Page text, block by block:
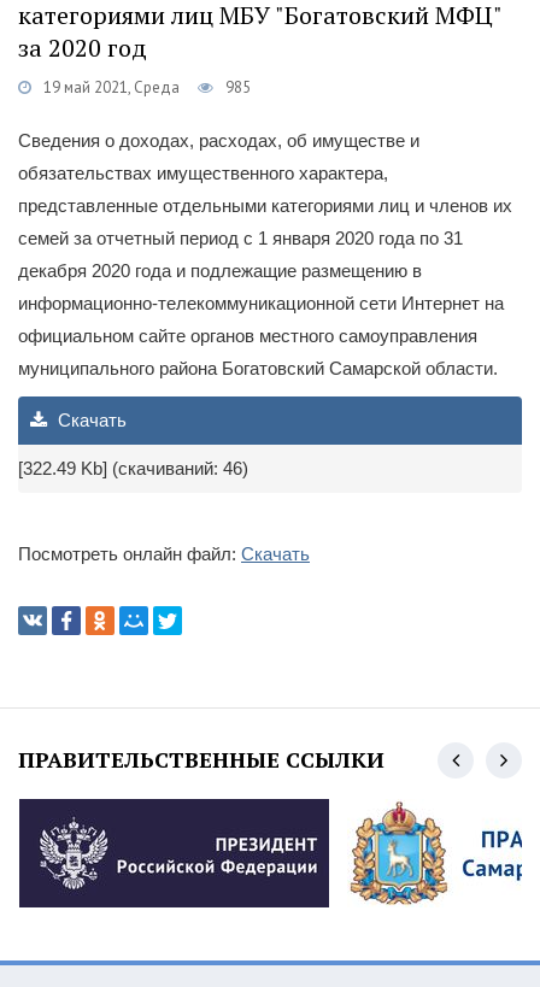
категориями лиц МБУ "Богатовский МФЦ"
за 2020 год
19 май 2021, Среда 985
Сведения о доходах, расходах, об имуществе и
обязательствах имущественного характера,
представленные отдельными категориями лиц и членов их
семей за отчетный период с 1 января 2020 года по 31
декабря 2020 года и подлежащие размещению в
информационно-телекоммуникационной сети Интернет на
официальном сайте органов местного самоуправления
муниципального района Богатовский Самарской области.
Скачать
[322.49 Kb] (cкачиваний: 46)
Посмотреть онлайн файл: Скачать
ПРАВИТЕЛЬСТВЕННЫЕ ССЫЛКИ